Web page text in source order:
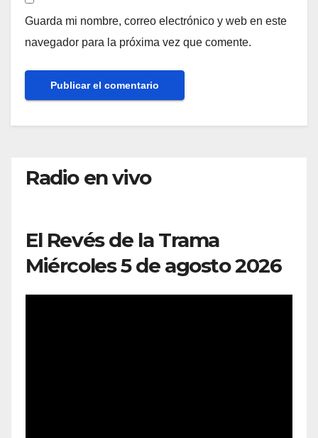
Guarda mi nombre, correo electrónico y web en este
navegador para la próxima vez que comente.
Radio en vivo
El Revés de la Trama
Miércoles 5 de agosto 2026